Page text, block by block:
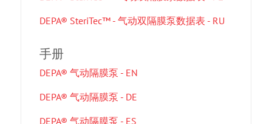
DEPA® SteriTec™ - 气动双隔膜泵数据表 - RU
手册
DEPA® 气动隔膜泵 - EN
DEPA® 气动隔膜泵 - DE
DEPA® 气动隔膜泵 - ES